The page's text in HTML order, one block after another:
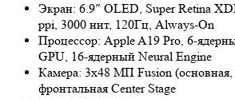
Экран: 6.9″ OLED, Super Retina
ppi, 3000 нит, 120Гц, Always-On
Процессор: Apple A19 Pro, 6-
GPU, 16‑ядерный Neural Engine
Камера: 3х48 МП Fusion
фронтальная Center Stage